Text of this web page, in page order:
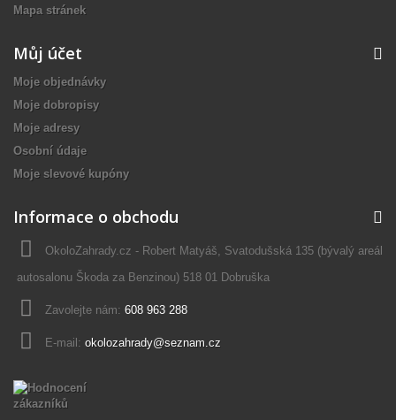
Mapa stránek
Můj účet
Moje objednávky
Moje dobropisy
Moje adresy
Osobní údaje
Moje slevové kupóny
Informace o obchodu
OkoloZahrady.cz - Robert Matyáš, Svatodušská 135 (bývalý areál
autosalonu Škoda za Benzinou) 518 01 Dobruška
Zavolejte nám: 608 963 288
E-mail: okolozahrady@seznam.cz